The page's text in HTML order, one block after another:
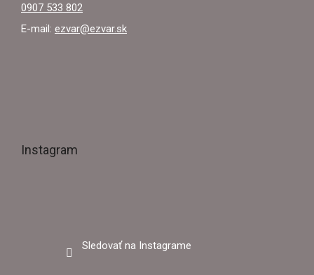
0907 533 802
E-mail: ezvar@ezvar.sk
Instagram
Sledovať na Instagrame